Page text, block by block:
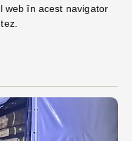
web în acest navigator